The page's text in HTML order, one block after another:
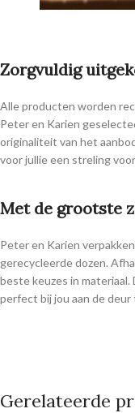
Zorgvuldig
Alle producten worden
Peter en Karien
originaliteit van het
voor jullie een streling
Met de grootste
Peter en Karien
gerecycleerde dozen.
beste keuzes in
perfect bij jou aan de deur
Gerelateerde